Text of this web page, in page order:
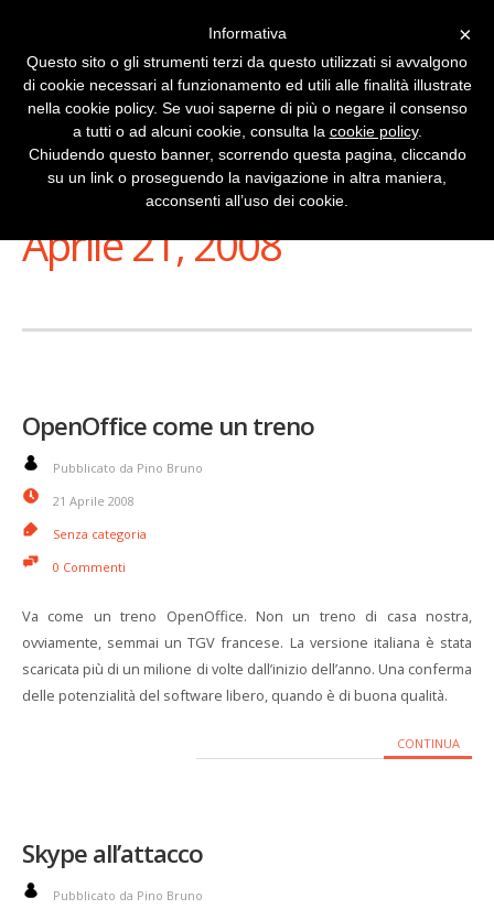
Stai Visualizzando
Aprile 21, 2008
OpenOffice come un treno
Pubblicato da Pino Bruno
21 Aprile 2008
Senza categoria
0 Commenti
Va come un treno OpenOffice. Non un treno di casa nostra,
ovviamente, semmai un TGV francese. La versione italiana è stata
scaricata più di un milione di volte dall’inizio dell’anno. Una conferma
delle potenzialità del software libero, quando è di buona qualità.
CONTINUA
Skype all’attacco
Pubblicato da Pino Bruno
×
Informativa
Questo sito o gli strumenti terzi da questo utilizzati si avvalgono
di cookie necessari al funzionamento ed utili alle finalità illustrate
nella cookie policy. Se vuoi saperne di più o negare il consenso
a tutti o ad alcuni cookie, consulta la cookie policy.
Chiudendo questo banner, scorrendo questa pagina, cliccando
su un link o proseguendo la navigazione in altra maniera,
acconsenti all’uso dei cookie.